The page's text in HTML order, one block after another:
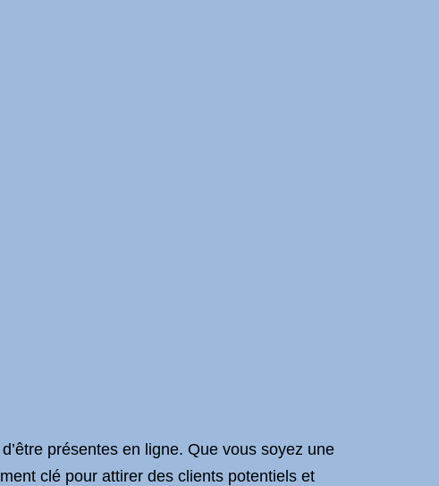
présentes en ligne. Que vous soyez une
clé pour attirer des clients potentiels et